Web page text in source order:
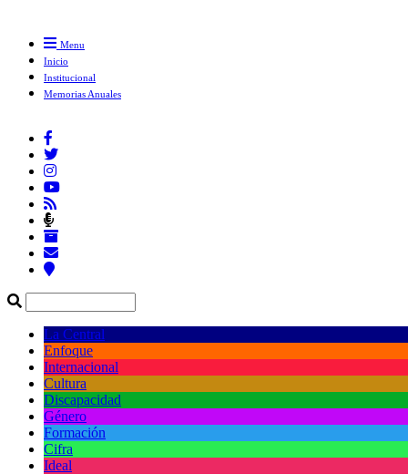
Menu
Inicio
Institucional
Memorias Anuales
La Central
Enfoque
Internacional
Cultura
Discapacidad
Género
Formación
Cifra
Ideal